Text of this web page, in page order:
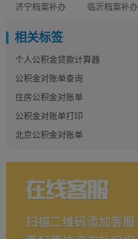
济宁档案补办
临沂档案补办
相关标签
个人公积金贷款计算器
公积金对账单查询
住房公积金对账单
公积金对账单打印
北京公积金对账单